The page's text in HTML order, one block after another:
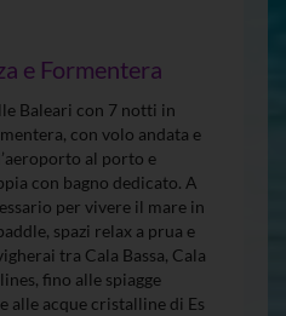
e Formentera
Baleari con 7 notti in
con volo andata e
al porto e
con bagno dedicato. A
per vivere il mare in
spazi relax a prua e
tra Cala Bassa, Cala
fino alle spiagge
alle acque cristalline di Es